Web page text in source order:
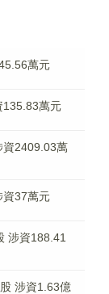
萬元
135.83萬元
資2409.03萬
資37萬元
涉資188.41
涉資1.63億